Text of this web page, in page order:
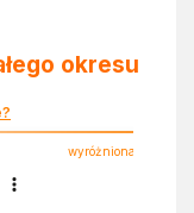
okresu
wyróżniona